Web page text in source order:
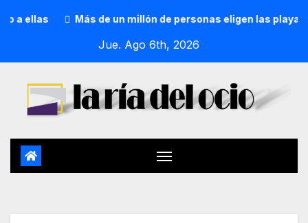
Más de un millón de personas eligen las playas de
Jue. Ago 6th, 2026